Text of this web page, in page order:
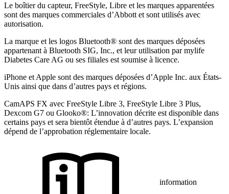
Le boîtier du capteur, FreeStyle, Libre et les marques apparentées
sont des marques commerciales d’Abbott et sont utilisés avec
autorisation.
La marque et les logos Bluetooth® sont des marques déposées
appartenant à Bluetooth SIG, Inc., et leur utilisation par mylife
Diabetes Care AG ou ses filiales est soumise à licence.
iPhone et Apple sont des marques déposées d’Apple Inc. aux États-
Unis ainsi que dans d’autres pays et régions.
CamAPS FX avec FreeStyle Libre 3, FreeStyle Libre 3 Plus,
Dexcom G7 ou Glooko®: L’innovation décrite est disponible dans
certains pays et sera bientôt étendue à d’autres pays. L’expansion
dépend de l’approbation réglementaire locale.
information